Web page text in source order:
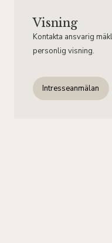
Visning
Kontakta ansvarig
personlig visning.
Intresseanmälan